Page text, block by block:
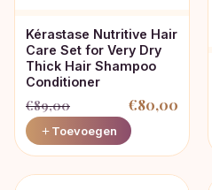
Kérastase Nutritive Hair
Care Set for Very Dry
Thick Hair Shampoo
Conditioner
€89,00
Oorspronkelijke
prijs
was:
€80,00
Huidige
prijs
is:
Toevoegen